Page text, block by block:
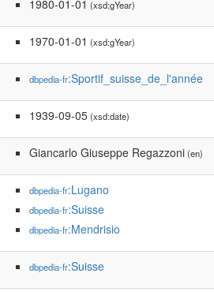
1980-01-01 (xsd:gYear)
1970-01-01 (xsd:gYear)
dbpedia-fr:Sportif_suisse_de_l'année
1939-09-05(xsd:date)
Giancarlo Giuseppe Regazzoni(en)
dbpedia-fr:Lugano
dbpedia-fr:Suisse
dbpedia-fr:Mendrisio
dbpedia-fr:Suisse